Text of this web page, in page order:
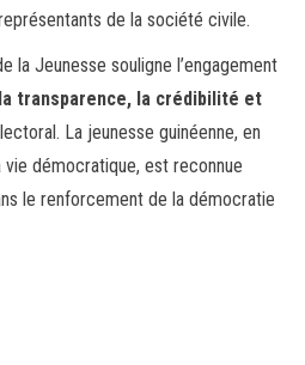
de la société civile.
la Jeunesse souligne l’engagement
la transparence, la crédibilité et
La jeunesse guinéenne, en
démocratique, est reconnue
le renforcement de la démocratie